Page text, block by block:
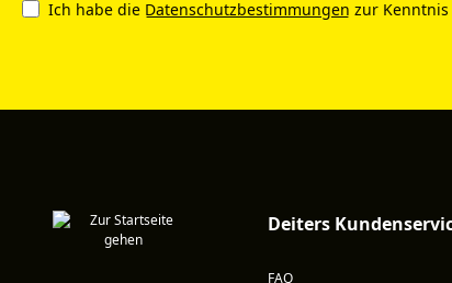
Ich habe die Datenschutzbestimmungen zur
Deiters
FAQ